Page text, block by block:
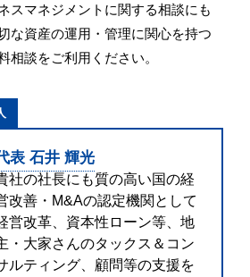
スマネジメントに関する相談にも
な資産の運用・管理に関心を持つ
相談をご利用ください。
表 石井 輝光
社の社長にも質の高い国の経
改善・M&Aの認定機関として
営改革、資本性ローン等、地
・大家さんのタックス＆コン
ルティング、顧問等の支援を